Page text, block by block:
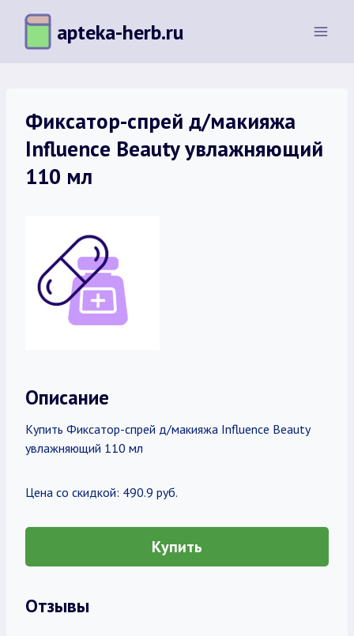
Перейти
содержимому
apteka-herb.ru
Фиксатор-спрей д/макияжа
Influence Beauty увлажняющий
110 мл
Описание
Купить Фиксатор-спрей д/макияжа Influence Beauty
увлажняющий 110 мл
Цена со скидкой: 490.9 руб.
Купить
Отзывы